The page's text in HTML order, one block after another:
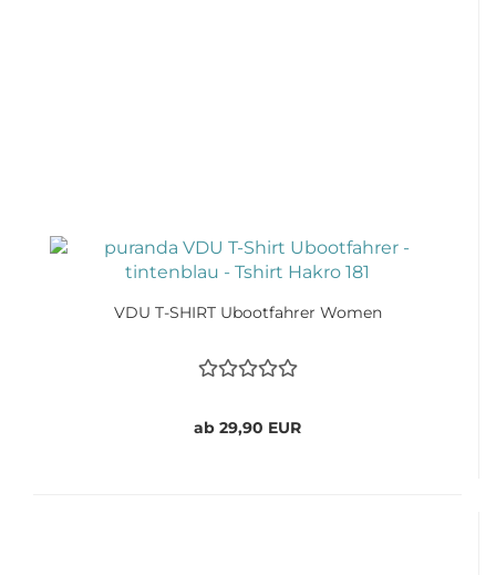
VDU T-SHIRT Ubootfahrer Women
ab 29,90 EUR